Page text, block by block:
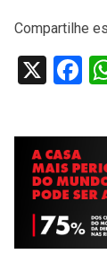
Compartilhe
X